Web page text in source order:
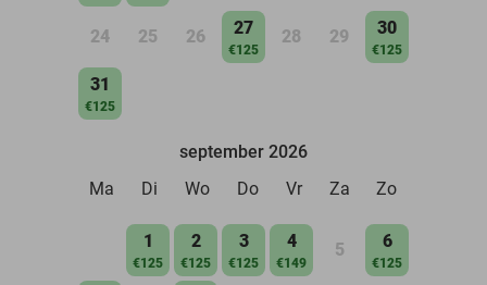
24 25 26 27
€125
28 29 30
€125
31
€125
september 2026
Ma
Di Wo Do Vr Za Zo
1
€125
2
€125
3
€125
4
€149
5 6
€125